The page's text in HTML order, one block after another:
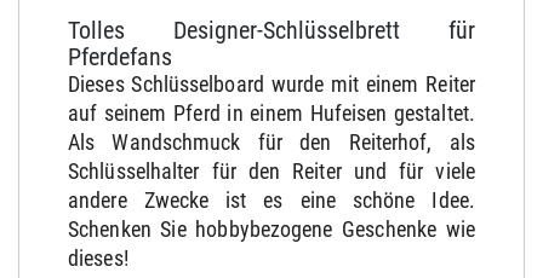
Tolles Designer-Schlüsselbrett für
Pferdefans
Dieses Schlüsselboard wurde mit einem Reiter
auf seinem Pferd in einem Hufeisen gestaltet.
Als Wandschmuck für den Reiterhof, als
Schlüsselhalter für den Reiter und für viele
andere Zwecke ist es eine schöne Idee.
Schenken Sie hobbybezogene Geschenke wie
dieses!